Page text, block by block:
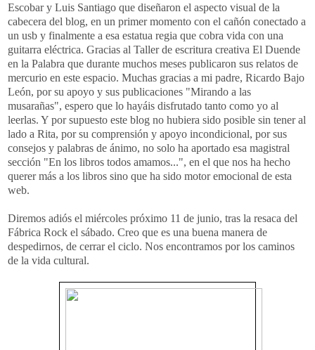
Escobar y Luis Santiago que diseñaron el aspecto visual de la
cabecera del blog, en un primer momento con el cañón conectado a
un usb y finalmente a esa estatua regia que cobra vida con una
guitarra eléctrica. Gracias al Taller de escritura creativa El Duende
en la Palabra que durante muchos meses publicaron sus relatos de
mercurio en este espacio. Muchas gracias a mi padre, Ricardo Bajo
León, por su apoyo y sus publicaciones "Mirando a las
musarañas", espero que lo hayáis disfrutado tanto como yo al
leerlas. Y por supuesto este blog no hubiera sido posible sin tener al
lado a Rita, por su comprensión y apoyo incondicional, por sus
consejos y palabras de ánimo, no solo ha aportado esa magistral
sección "En los libros todos amamos...", en el que nos ha hecho
querer más a los libros sino que ha sido motor emocional de esta
web.
Diremos adiós el miércoles próximo 11 de junio, tras la resaca del
Fábrica Rock el sábado. Creo que es una buena manera de
despedirnos, de cerrar el ciclo. Nos encontramos por los caminos
de la vida cultural.